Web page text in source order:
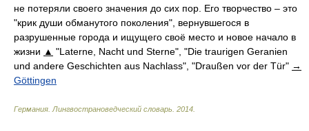
не потеряли своего значения до сих пор. Его творчество – это
"крик души обманутого поколения", вернувшегося в
разрушенные города и ищущего своё место и новое начало в
жизни ▲ "Laterne, Nacht und Sterne", "Die traurigen Geranien
und andere Geschichten aus Nachlass", "Draußen vor der Tür" →
Göttingen
Германия. Лингвострановедческий словарь 2014